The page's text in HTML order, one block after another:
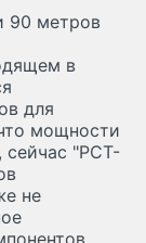
90 метров
в
для
мощности
сейчас "РСТ-
не